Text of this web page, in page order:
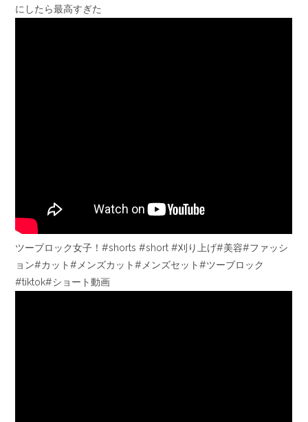
にしたら最高すぎた
ツーブロック女子！#shorts #short #刈り上げ#美容#ファッシ
ョン#カット#メンズカット#メンズセット#ツーブロック
#tiktok#ショート動画